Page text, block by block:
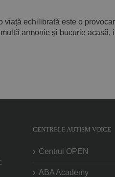
echilibrată este o
armonie și bucurie acasă,
CENTRELE AUTISM VOICE
Centrul OPEN
ABA Academy